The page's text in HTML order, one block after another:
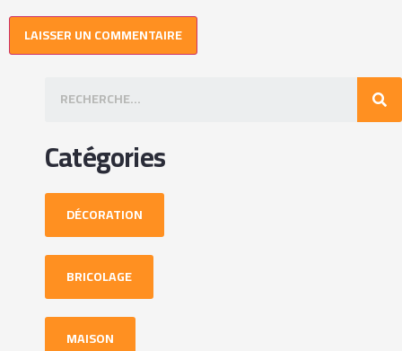
Catégories
DÉCORATION
BRICOLAGE
MAISON